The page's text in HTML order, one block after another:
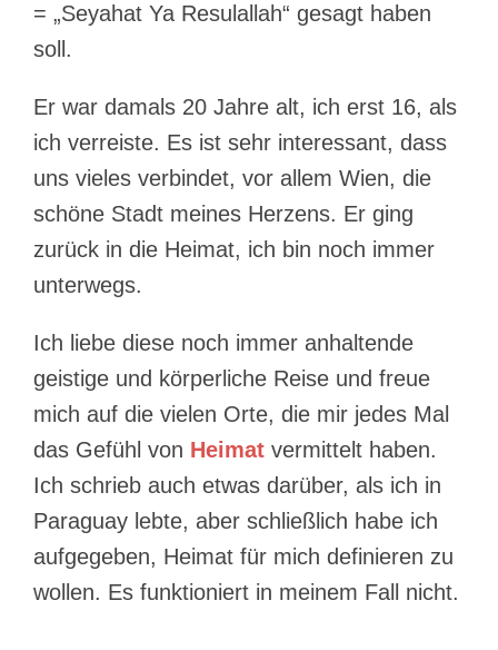
= „Seyahat Ya Resulallah“ gesagt haben
soll.
Er war damals 20 Jahre alt, ich erst 16, als
ich verreiste. Es ist sehr interessant, dass
uns vieles verbindet, vor allem Wien, die
schöne Stadt meines Herzens. Er ging
zurück in die Heimat, ich bin noch immer
unterwegs.
Ich liebe diese noch immer anhaltende
geistige und körperliche Reise und freue
mich auf die vielen Orte, die mir jedes Mal
das Gefühl von Heimat vermittelt haben.
Ich schrieb auch etwas darüber, als ich in
Paraguay lebte, aber schließlich habe ich
aufgegeben, Heimat für mich definieren zu
wollen. Es funktioniert in meinem Fall nicht.